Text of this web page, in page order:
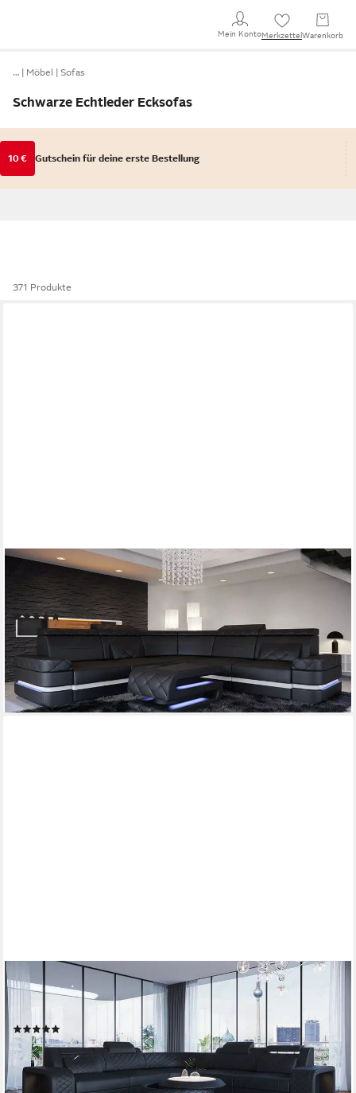
Mein KontoMerkzettel Warenkorb
… Möbel Sofas
Schwarze Echtleder Ecksofas
10 € Gutschein für deine erste Bestellung
371 Produkte
SOFA DREAMS
Ecksofa Ledersofa Positano L Form Mini, Designersofa, Sofa mit
Beleuchtung
(1)
ab 3.299,00 € UVP5.199,00 €
-37%
lieferbar in 8 Wochen
+1
SOFA DREAMS
Ecksofa Foggia L Form Leder, mit LED, verstellbare Kopfstützen,
ab 3.199,00 € UVP5.049,00 €
-37%
lieferbar in 8 Wochen